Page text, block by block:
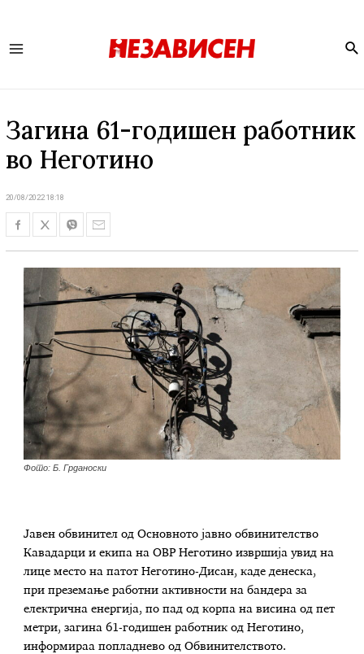
Загина 61-годишен работник
во Неготино
20/08/2022 18:18
Фото: Б. Грданоски
Јавен обвинител од Основното јавно обвинителство
Кавадарци и екипа на ОВР Неготино извршија увид на
лице место на патот Неготино-Дисан, каде денеска,
при преземање работни активности на бандера за
електрична енергија, по пад од корпа на висина од пет
метри, загина 61-годишен работник од Неготино,
информираа попладнево од Обвинителството.